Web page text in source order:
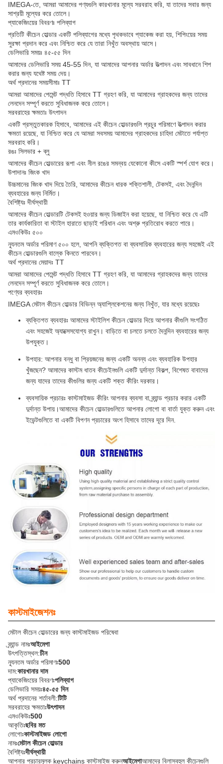
IMEGA-তে, আমরা আমাদের পণ্যগুলি কারখানার মূল্যে সরবরাহ করি, যা তাদের সবার জন্য
সাশ্রয়ী মূল্যের করে তোলে।
প্যাকেজিংয়ের বিবরণঃ পলিব্যাগ
প্রতিটি কীচেন হোল্ডার একটি পলিব্যাগের মধ্যে পৃথকভাবে প্যাকেজ করা হয়, শিপিংয়ের সময়
সুরক্ষা প্রদান করে এবং নিশ্চিত করে যে তারা নিখুঁত অবস্থায় আসে।
ডেলিভারি সময়ঃ ৪৫-৫৫ দিন
আমাদের ডেলিভারি সময় 45-55 দিন, যা আমাদের আপনার অর্ডার উত্পাদন এবং সাবধানে শিপ
করার জন্য যথেষ্ট সময় দেয়।
অর্থ প্রদানের সময়সীমাঃ TT
আমরা আমাদের পেমেন্ট পদ্ধতি হিসাবে TT গ্রহণ করি, যা আমাদের গ্রাহকদের জন্য তাদের
লেনদেন সম্পূর্ণ করতে সুবিধাজনক করে তোলে।
সরবরাহের ক্ষমতাঃ উৎপাদন
একটি প্রস্তুতকারক হিসাবে, আমাদের এই কীচেন হোল্ডারগুলি প্রচুর পরিমাণে উত্পাদন করার
ক্ষমতা রয়েছে, যা নিশ্চিত করে যে আমরা সবসময় আমাদের গ্রাহকদের চাহিদা মেটাতে পর্যাপ্ত
সরবরাহ করি।
রঙঃ সিলভার + ব্লু
আমাদের কীচেন হোল্ডারের রূপা এবং নীল রঙের সমন্বয় যেকোনো কীসে একটি স্পর্শ যোগ করে।
উপাদানঃ জিংক খাদ
উচ্চমানের জিংক খাদ দিয়ে তৈরি, আমাদের কীচেন ধারক শক্তিশালী, টেকসই, এবং দৈনন্দিন
ব্যবহারের জন্য নির্মিত।
বৈশিষ্ট্যঃ দীর্ঘস্থায়ী
আমাদের কীচেন হোল্ডারটি টেকসই হওয়ার জন্য ডিজাইন করা হয়েছে, যা নিশ্চিত করে যে এটি
তার কার্যকারিতা বা স্টাইল হারাতে ছাড়াই পরিধান এবং অশ্রু প্রতিরোধ করতে পারে।
এমওকিউঃ ৫০০
ন্যূনতম অর্ডার পরিমাণ ৫০০ হলে, আপনি ব্যক্তিগত বা ব্যবসায়িক ব্যবহারের জন্য সহজেই এই
কীচেন হোল্ডারগুলি বাল্কে কিনতে পারবেন।
অর্থ প্রদানের মেয়াদঃ TT
আমরা আমাদের পেমেন্ট পদ্ধতি হিসাবে TT গ্রহণ করি, যা আমাদের গ্রাহকদের জন্য তাদের
লেনদেন সম্পূর্ণ করতে সুবিধাজনক করে তোলে।
পণ্যের ব্যবহারঃ
IMEGA মেটাল কীচেন হোল্ডার বিভিন্ন অ্যাপ্লিকেশনের জন্য নিখুঁত, যার মধ্যে রয়েছেঃ
ব্যক্তিগত ব্যবহারঃ আমাদের স্টাইলিশ কীচেন হোল্ডার দিয়ে আপনার কীগুলি সংগঠিত
এবং সহজেই অ্যাক্সেসযোগ্য রাখুন। বাড়িতে বা চলতে চলতে দৈনন্দিন ব্যবহারের জন্য
উপযুক্ত।
উপহার: আপনার বন্ধু বা প্রিয়জনের জন্য একটি অনন্য এবং ব্যবহারিক উপহার
খুঁজছেন? আমাদের কাস্টম ধাতব কীচেইনগুলি একটি দুর্দান্ত বিকল্প, বিশেষত বাবাদের
জন্য যাদের তাদের কীগুলির জন্য একটি শক্ত কীরিং দরকার।
ব্যবসায়িক প্রচারঃ কাস্টমাইজড কীরিং আপনার ব্যবসা বা ব্র্যান্ড প্রচার করার একটি
দুর্দান্ত উপায়।আমাদের কীচেন হোল্ডারগুলিতে আপনার লোগো বা বার্তা যুক্ত করুন এবং
ইভেন্টগুলিতে বা একটি বিপণন প্রচারের অংশ হিসাবে তাদের দূরে দিন.
কাস্টমাইজেশনঃ
মেটাল কীচেন হোল্ডারের জন্য কাস্টমাইজড পরিষেবা
ব্র্যান্ড নামঃআইমেগা
উৎপত্তিস্থল:চীন
ন্যূনতম অর্ডার পরিমাণঃ500
দাম:কারখানার দাম
প্যাকেজিংয়ের বিবরণঃপলিব্যাগ
ডেলিভারি সময়ঃ৪৫-৫৫ দিন
অর্থ প্রদানের শর্তাবলী:টিটি
সরবরাহের ক্ষমতাঃউৎপাদন
এমওকিউঃ500
আকৃতিঃছবির মত
লোগোঃকাস্টমাইজড লোগো
নামঃমেটাল কীচেন হোল্ডার
বৈশিষ্ট্যঃদীর্ঘস্থায়ী
আপনার প্রচারমূলক keychains কাস্টমাইজ করুনআইমেগাআমাদের বিলাসবহুল কীচেনগুলি